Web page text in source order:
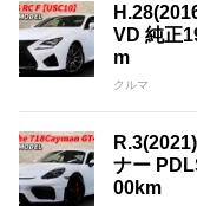
VD 純正
m
クルマ
ナー
00km